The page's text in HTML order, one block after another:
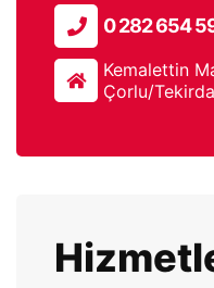
0 282 654
Kemalettin
Çorlu/